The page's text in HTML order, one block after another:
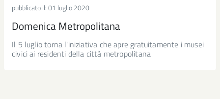
pubblicato il:01 luglio 2020
Domenica Metropolitana
Il 5 luglio torna l'iniziativa che apre gratuitamente i musei
civici ai residenti della città metropolitana